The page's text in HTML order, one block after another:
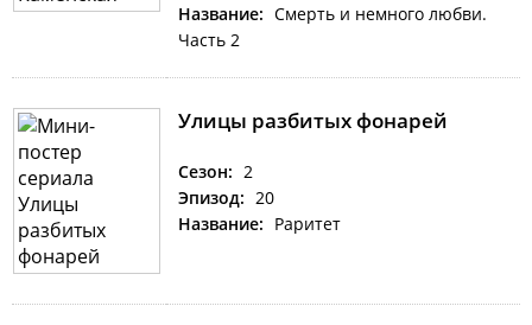
Название: Смерть и немного любви.
Часть 2
Улицы разбитых фонарей
Сезон: 2
Эпизод: 20
Название: Раритет